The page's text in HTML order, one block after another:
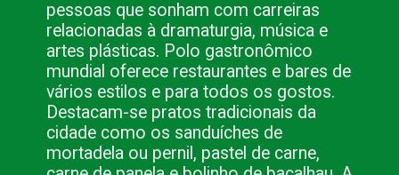
pessoas que sonham com carreiras
relacionadas à dramaturgia, música e
artes plásticas. Polo gastronômico
mundial oferece restaurantes e bares de
vários estilos e para todos os gostos.
Destacam-se pratos tradicionais da
cidade como os sanduíches de
mortadela ou pernil, pastel de carne,